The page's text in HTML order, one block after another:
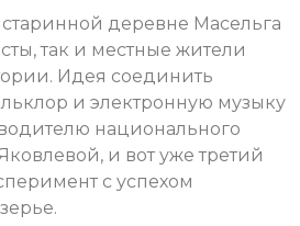
деревне Масельга
так и местные жители
Идея соединить
и электронную музыку
национального
и вот уже третий
с успехом